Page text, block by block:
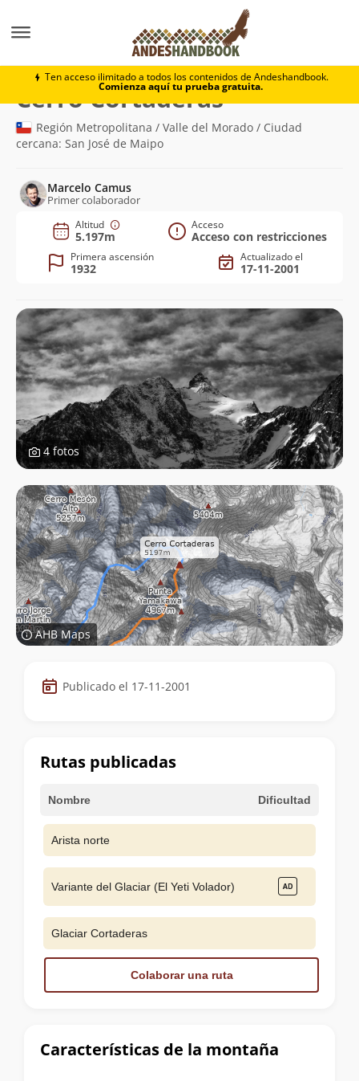
Ten acceso ilimitado a todos los contenidos de Andeshandbook.
Comienza aquí tu prueba gratuita.
Cerro Cortaderas
Cerro Cortaderas(5.197m)
Región Metropolitana / Valle del Morado / Ciudad
cercana: San José de Maipo
Marcelo Camus
Primer colaborador
Altitud
5.197m
Acceso
Acceso con restricciones
Primera ascensión
1932
Actualizado el
17-11-2001
4 fotos
AHB Maps
Datos
de
cumbre
Publicado el 17-11-2001
Características de la montaña
Rutas publicadas
Nombre Dificultad
Arista norte
Variante del Glaciar (El Yeti Volador)
Glaciar Cortaderas
Colaborar una ruta